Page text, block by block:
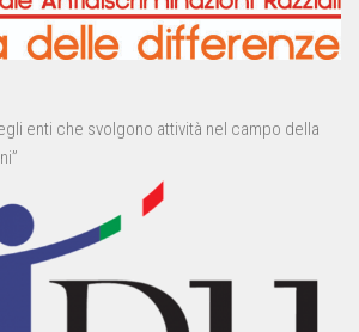
enti che svolgono attività nel campo della